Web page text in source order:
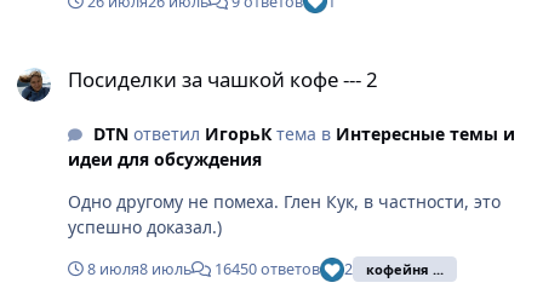
Посиделки за чашкой кофе --- 2
DTNответил ИгорьКтема в Интересные темы и
идеи для обсуждения
Одно другому не помеха. Глен Кук, в частности, это
успешно доказал.)
8 июля8 июль 16450 ответов 2 кофейня ...